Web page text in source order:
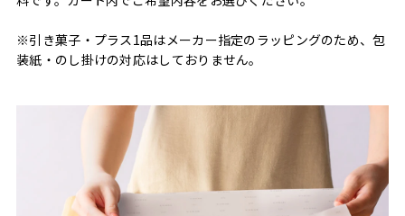
※引き菓子・プラス1品はメーカー指定のラッピングのため、包
装紙・のし掛けの対応はしておりません。